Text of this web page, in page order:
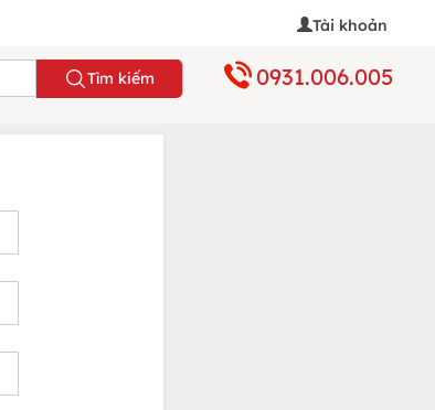
Tài khoản
Tìm kiếm 0931.006.005